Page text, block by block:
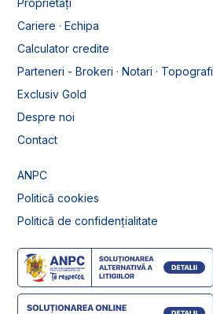
Proprietăți
Cariere · Echipa
Calculator credite
Parteneri - Brokeri · Notari · Topografi
Exclusiv Gold
Despre noi
Contact
ANPC
Politică cookies
Politică de confidențialitate